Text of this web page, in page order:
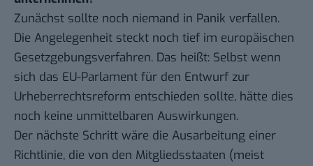
Zunächst sollte noch niemand in Panik verfallen.
Die Angelegenheit steckt noch tief im europäischen
Gesetzgebungsverfahren. Das heißt: Selbst wenn
sich das EU-Parlament für den Entwurf zur
Urheberrechtsreform entschieden sollte, hätte dies
noch keine unmittelbaren Auswirkungen.
Der nächste Schritt wäre die Ausarbeitung einer
Richtlinie, die von den Mitgliedsstaaten (meist